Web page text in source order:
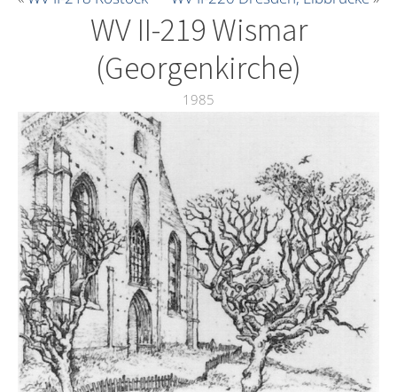
WV II-219 Wismar
(Georgenkirche)
1985